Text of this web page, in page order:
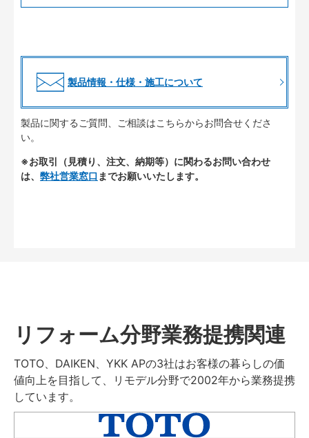
製品情報・仕様・施工について
製品に関するご質問、ご相談はこちらからお問合せくださ
い。
※お取引（見積り、注文、納期等）に関わるお問い合わせ
は、 弊社営業窓口 までお願いいたします。
リフォーム分野業務提携関連
TOTO、DAIKEN、YKK APの3社はお客様の暮らしの価
値向上を目指して、リモデル分野で2002年から業務提携
しています。